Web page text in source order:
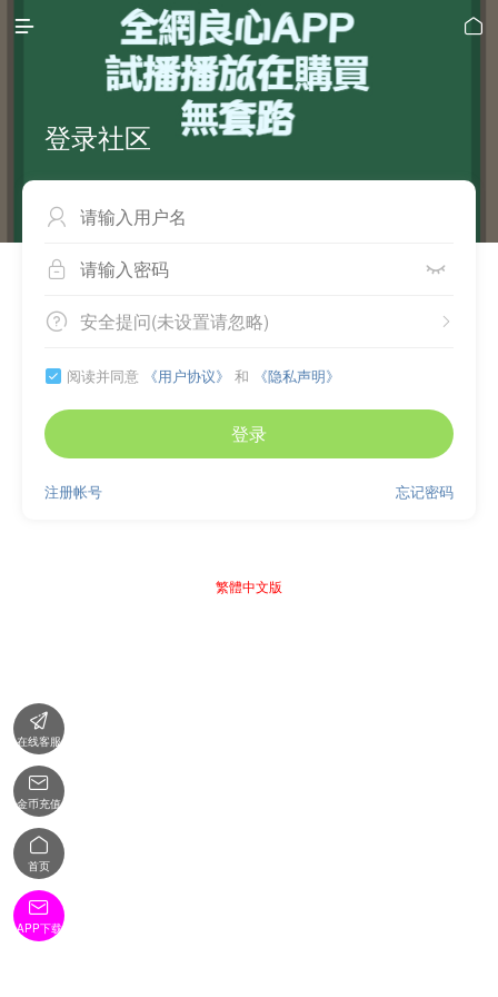
 
登录社区

 
 
安全提问(未设置请忽略)
 阅读并同意 《用户协议》 和 《隐私声明》
登录
忘记密码
注册帐号
繁體中文版

在线客服

金币充值

首页

APP下载